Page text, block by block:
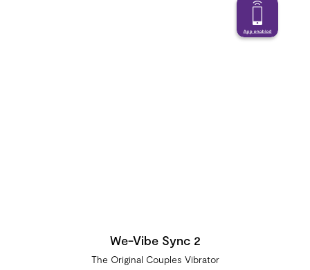
We-Vibe Sync 2
The Original Couples Vibrator